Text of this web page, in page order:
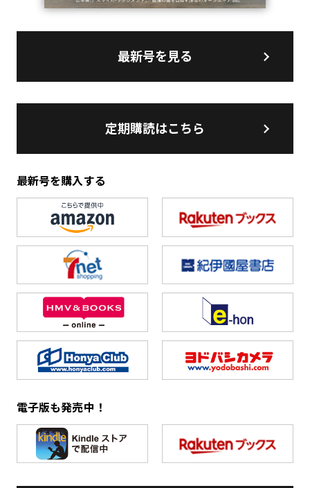
最新号を見る
定期購読はこちら
最新号を購入する
電子版も発売中！